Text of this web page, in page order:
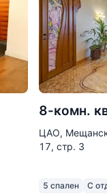
8-комн.
ЦАО,
17, стр. 3
5 спален С